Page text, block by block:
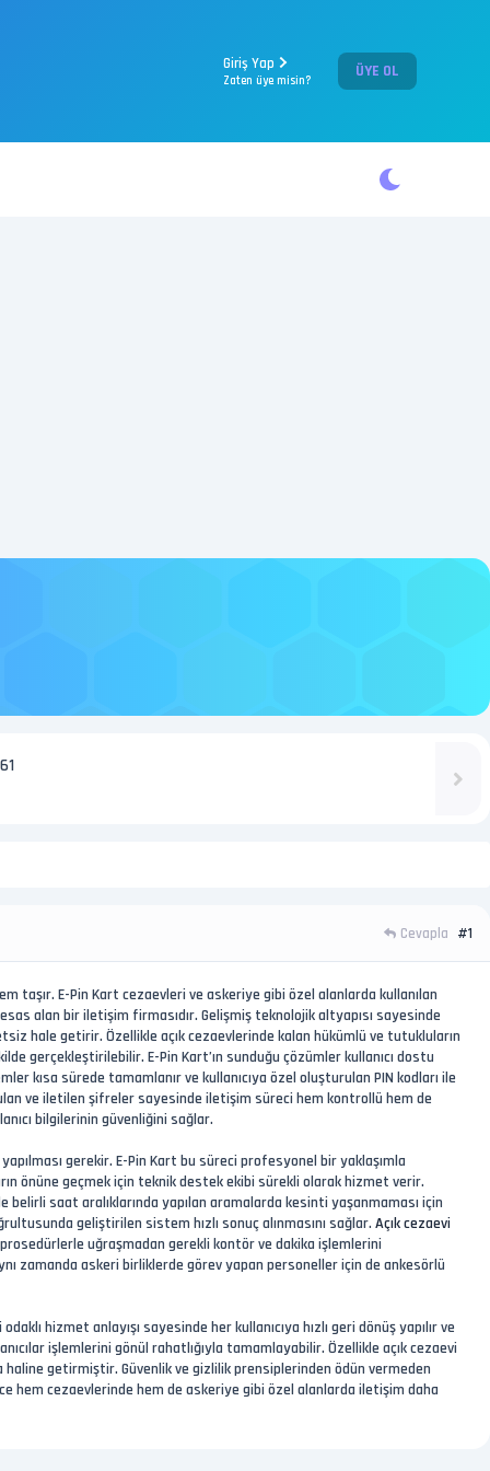
Giriş Yap
Zaten üye misin? ÜYE OL
Cevapla #1
taşır. E-Pin Kart cezaevleri ve askeriye gibi özel alanlarda kullanılan
alan bir iletişim firmasıdır. Gelişmiş teknolojik altyapısı sayesinde
hale getirir. Özellikle açık cezaevlerinde kalan hükümlü ve tutukluların
gerçekleştirilebilir. E-Pin Kart’ın sunduğu çözümler kullanıcı dostu
kısa sürede tamamlanır ve kullanıcıya özel oluşturulan PIN kodları ile
ve iletilen şifreler sayesinde iletişim süreci hem kontrollü hem de
bilgilerinin güvenliğini sağlar.
gerekir. E-Pin Kart bu süreci profesyonel bir yaklaşımla
önüne geçmek için teknik destek ekibi sürekli olarak hizmet verir.
saat aralıklarında yapılan aramalarda kesinti yaşanmaması için
geliştirilen sistem hızlı sonuç alınmasını sağlar. Açık cezaevi
prosedürlerle uğraşmadan gerekli kontör ve dakika işlemlerini
zamanda askeri birliklerde görev yapan personeller için de ankesörlü
hizmet anlayışı sayesinde her kullanıcıya hızlı geri dönüş yapılır ve
işlemlerini gönül rahatlığıyla tamamlayabilir. Özellikle açık cezaevi
getirmiştir. Güvenlik ve gizlilik prensiplerinden ödün vermeden
hem cezaevlerinde hem de askeriye gibi özel alanlarda iletişim daha